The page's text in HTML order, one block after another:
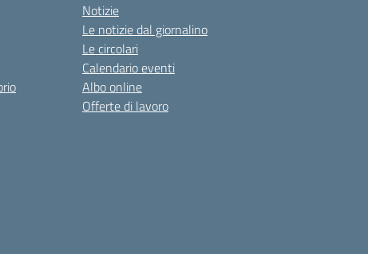
Notizie
Le notizie dal giornalino
Le circolari
Calendario eventi
Albo online
Offerte di lavoro